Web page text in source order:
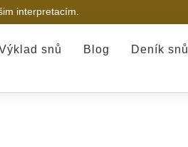
interpretacím.
snů Blog Deník snů